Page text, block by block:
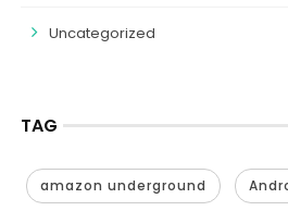
Uncategorized
TAG
amazon underground